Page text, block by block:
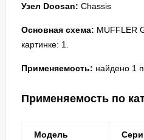
Узел Doosan: Chassis
Основная схема: MUFFLER
картинке: 1.
Применяемость: найдено 1
Применяемость по
Модель